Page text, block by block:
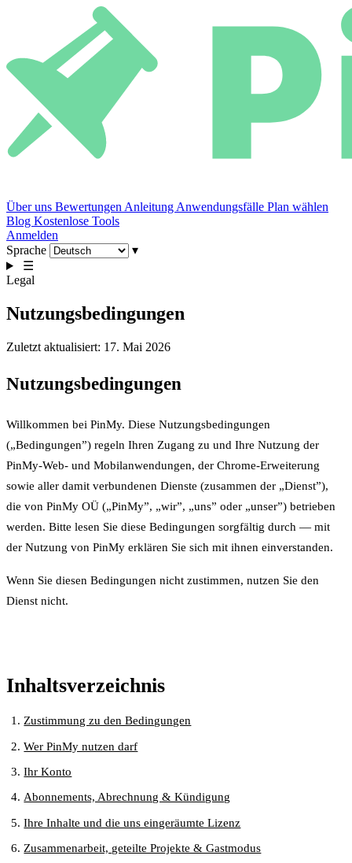
Über uns Bewertungen Anleitung Anwendungsfälle Plan wählen
Blog Kostenlose Tools
Anmelden
Sprache
▾
☰
Legal
Nutzungsbedingungen
Zuletzt aktualisiert: 17. Mai 2026
Nutzungsbedingungen
Willkommen bei PinMy. Diese Nutzungsbedingungen
(„Bedingungen”) regeln Ihren Zugang zu und Ihre Nutzung der
PinMy-Web- und Mobilanwendungen, der Chrome-Erweiterung
sowie aller damit verbundenen Dienste (zusammen der „Dienst”),
die von PinMy OÜ („PinMy”, „wir”, „uns” oder „unser”) betrieben
werden. Bitte lesen Sie diese Bedingungen sorgfältig durch — mit
der Nutzung von PinMy erklären Sie sich mit ihnen einverstanden.
Wenn Sie diesen Bedingungen nicht zustimmen, nutzen Sie den
Dienst nicht.
Inhaltsverzeichnis
Zustimmung zu den Bedingungen
Wer PinMy nutzen darf
Ihr Konto
Abonnements, Abrechnung & Kündigung
Ihre Inhalte und die uns eingeräumte Lizenz
Zusammenarbeit, geteilte Projekte & Gastmodus